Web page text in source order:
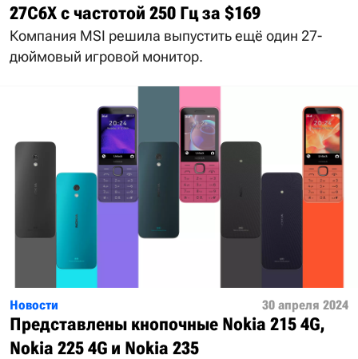
27C6X с частотой 250 Гц за $169
Компания MSI решила выпустить ещё один 27-
дюймовый игровой монитор.
Новости 30 апреля 2024
Представлены кнопочные Nokia 215 4G,
Nokia 225 4G и Nokia 235